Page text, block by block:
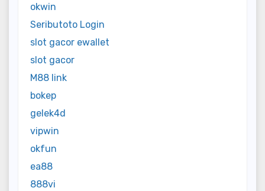
okwin
Seributoto Login
slot gacor ewallet
slot gacor
M88 link
bokep
gelek4d
vipwin
okfun
ea88
888vi